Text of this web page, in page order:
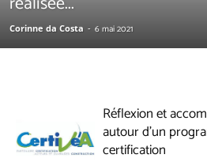
Corinne da Costa - 6 mai 2021
Réflexion et
autour d’un
certification